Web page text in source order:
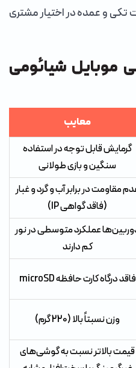
تکی و عمده در اختیار مشتری
موبایل شیائومی
معایب
گرمایش قابل توجه در استفاده
سنگین و بازی طولانی
مقاومت در برابر آب و گرد و غبار
(فاقد گواهی IP)
عملکرد متوسطی در نور
کم دارند
فاقد درگاه کارت حافظه microSD
وزن نسبتاً بالا (220 گرم)
قیمت بالاتر نسبت به گوشی‌های